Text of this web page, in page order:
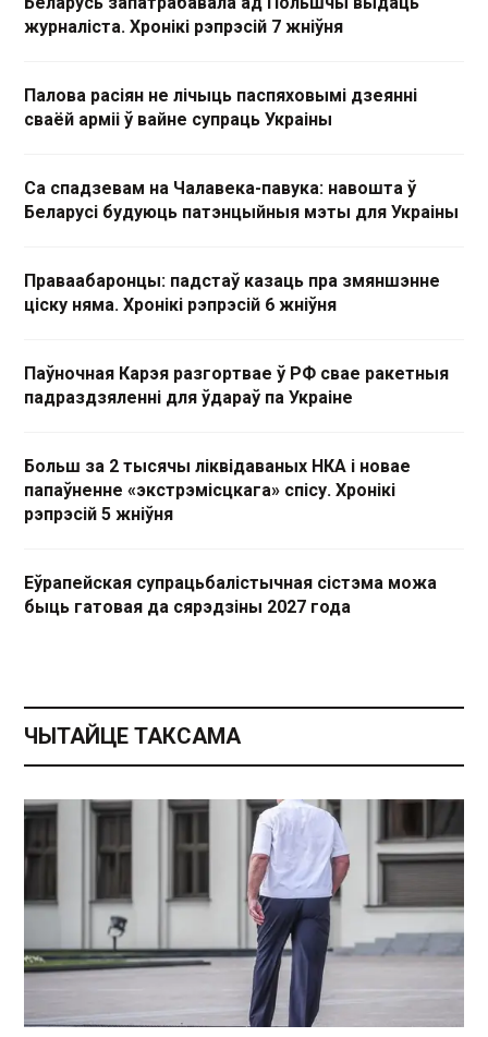
журналіста. Хронікі рэпрэсій 7 жніўня
Палова расіян не лічыць паспяховымі дзеянні
сваёй арміі ў вайне супраць Украіны
Са спадзевам на Чалавека-павука: навошта ў
Беларусі будуюць патэнцыйныя мэты для Украіны
Праваабаронцы: падстаў казаць пра змяншэнне
ціску няма. Хронікі рэпрэсій 6 жніўня
Паўночная Карэя разгортвае ў РФ свае ракетныя
падраздзяленні для ўдараў па Украіне
Больш за 2 тысячы ліквідаваных НКА і новае
папаўненне «экстрэмісцкага» спісу. Хронікі
рэпрэсій 5 жніўня
Еўрапейская супрацьбалістычная сістэма можа
быць гатовая да сярэдзіны 2027 года
ЧЫТАЙЦЕ ТАКСАМА